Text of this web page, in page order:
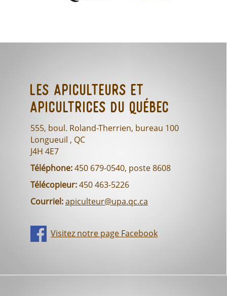
Les Apiculteurs et
Apicultrices du Québec
555, boul. Roland-Therrien, bureau 100
Longueuil , QC
J4H 4E7
Téléphone:450 679-0540, poste 8608
Télécopieur:450 463-5226
Courriel:apiculteur@upa.qc.ca
Visitez notre page Facebook